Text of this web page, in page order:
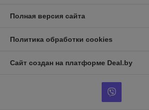
Полная версия сайта
Политика обработки cookies
Сайт создан на платформе Deal.by